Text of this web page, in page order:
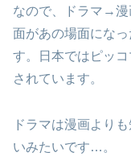
なので、ドラマ→漫
面があの場面にな
す。日本ではピッ
されています。
ドラマは漫画より
いみたいです…。